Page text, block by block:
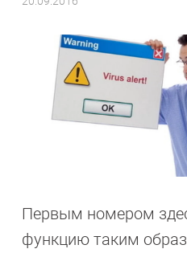
Давыдов
Первым номером
функцию таким